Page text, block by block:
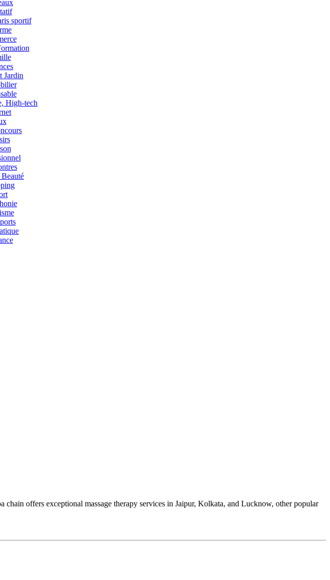
sportif
Jardin
High-tech
Beauté
offers exceptional massage therapy services in Jaipur, Kolkata, and Lucknow, other popular